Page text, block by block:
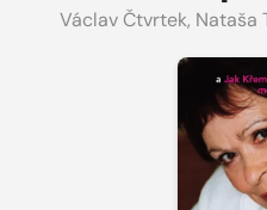
Václav Čtvrtek, Nataša